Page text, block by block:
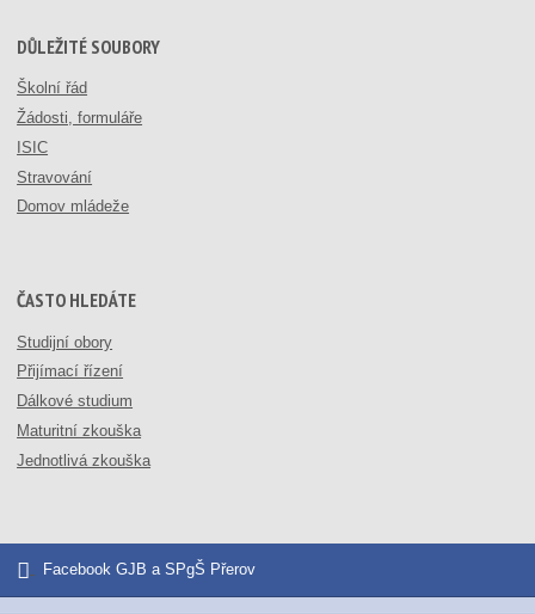
DŮLEŽITÉ SOUBORY
Školní řád
Žádosti, formuláře
ISIC
Stravování
Domov mládeže
ČASTO HLEDÁTE
Studijní obory
Přijímací řízení
Dálkové studium
Maturitní zkouška
Jednotlivá zkouška
Facebook GJB a SPgŠ Přerov